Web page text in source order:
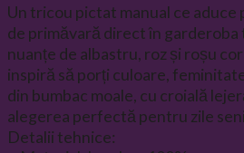
Un tricou pictat manual ce
de primăvară direct în garderoba
nuanțe de albastru, roz și roșu
inspiră să porți culoare,
din bumbac moale, cu croială
alegerea perfectă pentru zile
Detalii tehnice: